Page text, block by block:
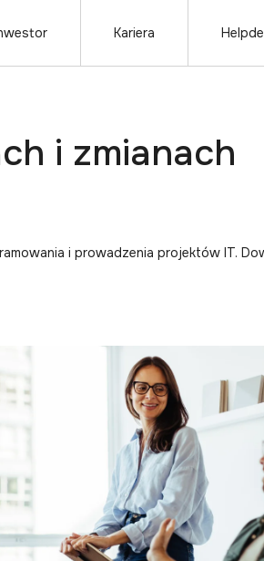
Kariera
i zmianach
i prowadzenia projektów IT.